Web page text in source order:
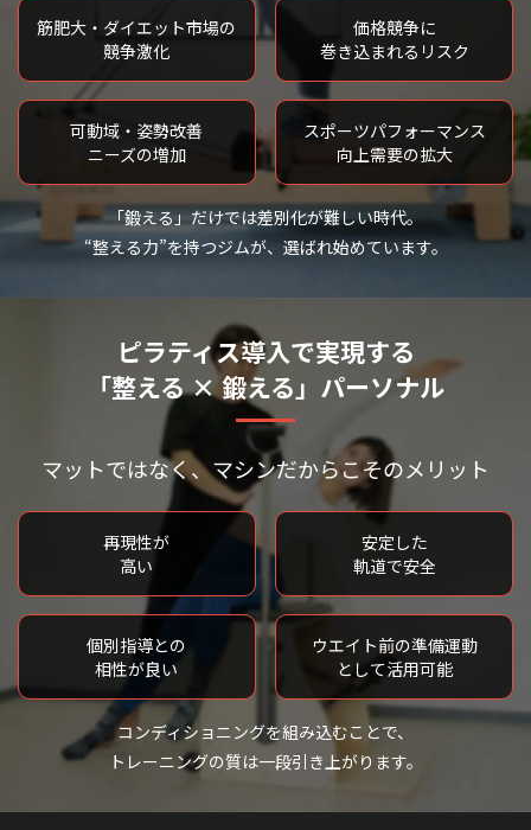
筋肥大・ダイエット市場の
競争激化
価格競争に
巻き込まれるリスク
可動域・姿勢改善
ニーズの増加
スポーツパフォーマンス
向上需要の拡大
「鍛える」だけでは差別化が難しい時代。
“整える力”を持つジムが、選ばれ始めています。
ピラティス導入で実現する
「整える × 鍛える」パーソナル
マットではなく、マシンだからこそのメリット
再現性が
高い
安定した
軌道で安全
個別指導との
相性が良い
ウエイト前の準備運動
として活用可能
コンディショニングを組み込むことで、
トレーニングの質は一段引き上がります。